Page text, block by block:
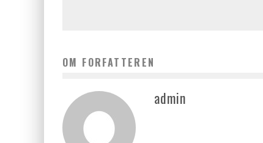
OM FORFATTEREN
admin